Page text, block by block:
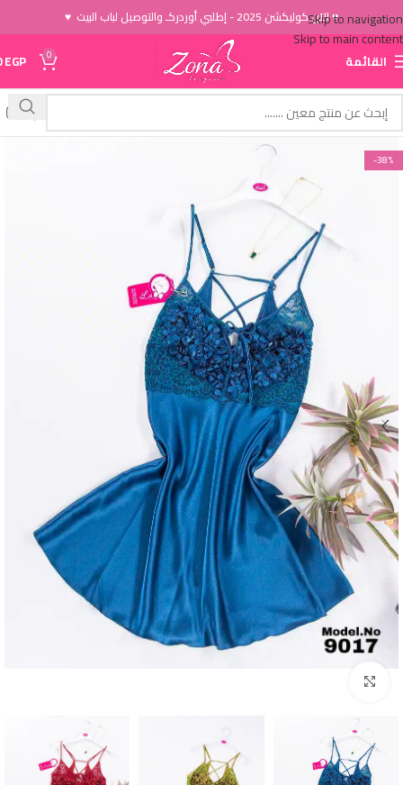
Skip to navigation
Skip to main content
♥ الاَن كوليكشن 2025 - إطلبي أوردركـ والتوصيل لباب البيت ♥
القائمة 0
EGP
-38%